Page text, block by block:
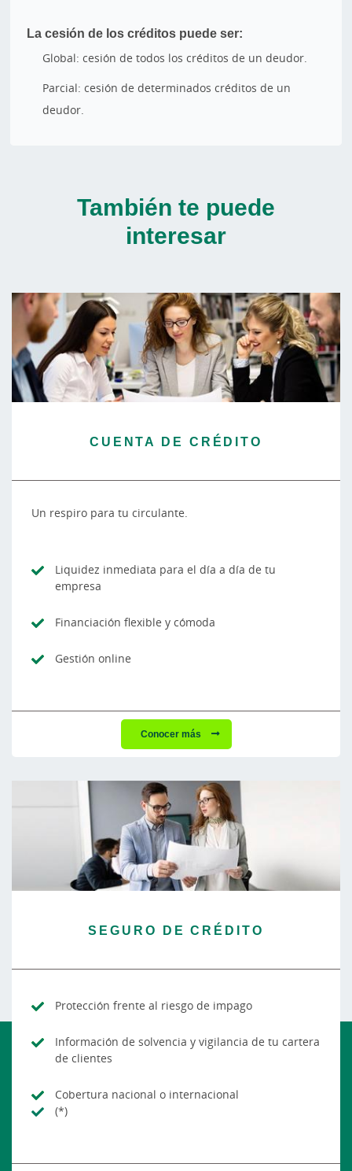
La cesión de los créditos puede ser:
Global: cesión de todos los créditos de un deudor.
Parcial: cesión de determinados créditos de un
deudor.
También te puede
interesar
CUENTA DE CRÉDITO
Un respiro para tu circulante.
Liquidez inmediata para el día a día de tu
empresa
Financiación flexible y cómoda
Gestión online
Conocer más
SEGURO DE CRÉDITO
Protección frente al riesgo de impago
Información de solvencia y vigilancia de tu cartera
de clientes
Cobertura nacional o internacional
(*)